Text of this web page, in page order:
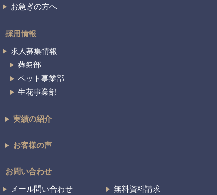
お急ぎの方へ
採用情報
求人募集情報
葬祭部
ペット事業部
生花事業部
実績の紹介
お客様の声
お問い合わせ
メール問い合わせ
無料資料請求